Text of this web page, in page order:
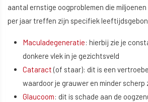
aantal ernstige oogproblemen die
per jaar treffen zijn specifiek
Maculadegeneratie: hierbij zie je
donkere vlek in je gezichtsveld
Cataract (of staar): dit is een
waardoor je grauwer en minder scherp
Glaucoom: dit is schade aan de